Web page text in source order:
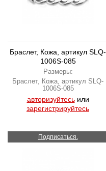
Браслет, Кожа, артикул SLQ-
1006S-085
Размеры:
Браслет, Кожа, артикул SLQ-
1006S-085
авторизуйтесьили
зарегистрируйтесь
Подписаться.